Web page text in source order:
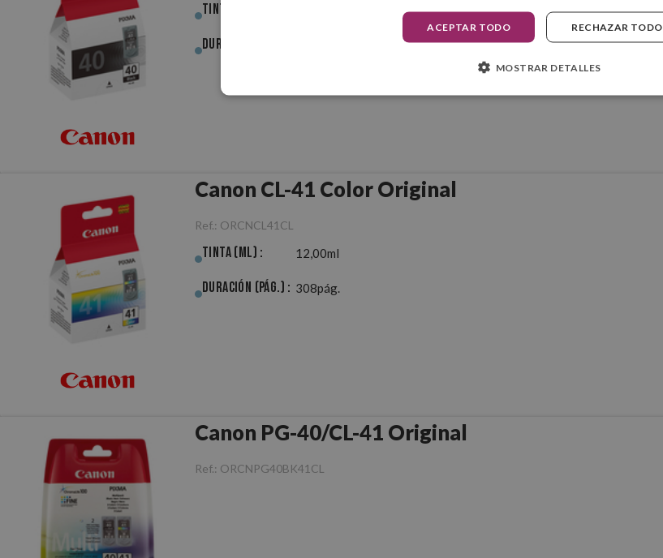
Tinta (ml) :
Duración (pág.) :
Canon CL-41 Color Original
Ref.: ORCNCL41CL
Tinta (ml) : 12,00ml
Duración (pág.) : 308pág.
Canon PG-40/CL-41 Original
Ref.: ORCNPG40BK41CL
ACEPTAR TODO RECHAZAR TODO
MOSTRAR DETALLES